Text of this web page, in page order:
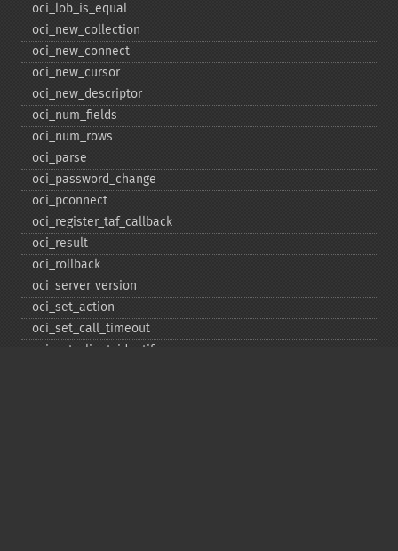
oci_​lob_​is_​equal
oci_​new_​collection
oci_​new_​connect
oci_​new_​cursor
oci_​new_​descriptor
oci_​num_​fields
oci_​num_​rows
oci_​parse
oci_​password_​change
oci_​pconnect
oci_​register_​taf_​callback
oci_​result
oci_​rollback
oci_​server_​version
oci_​set_​action
oci_​set_​call_​timeout
oci_​set_​client_​identifier